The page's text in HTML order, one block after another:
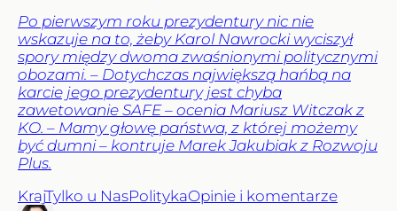
Po pierwszym roku prezydentury nic nie
wskazuje na to, żeby Karol Nawrocki wyciszył
spory między dwoma zwaśnionymi politycznymi
obozami. – Dotychczas największą hańbą na
karcie jego prezydentury jest chyba
zawetowanie SAFE – ocenia Mariusz Witczak z
KO. – Mamy głowę państwa, z której możemy
być dumni – kontruje Marek Jakubiak z Rozwoju
Plus.
KrajTylko u NasPolitykaOpinie i komentarze